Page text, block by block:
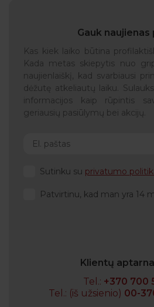
Gauk naujienas
Kas kiek laiko būtina
Kada metas skiepytis nuo
naujienlaiškį, kad svarbiausi
dėžutę atkeliautų laiku.
informacijos kaip rūpintis
geriausių pasiūlymų bei akcijų.
Sutinku su privatumo
Patvirtinu, kad man yra 14
Klientų
Tel.: +370 700
Tel.: (iš užsienio) 00-